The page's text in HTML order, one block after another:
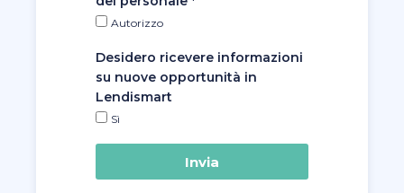
Autorizzo
Desidero ricevere informazioni
su nuove opportunità in
Lendismart
Sì
Invia